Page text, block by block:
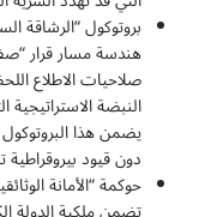
بروتوكول “الرشاقة
هندسة مسار قرار
صلاحيات الاطلاع
النبضة الاستراتيجية
يضمن هذا البروتوكول
دون قيود
حوكمة “الأمانة